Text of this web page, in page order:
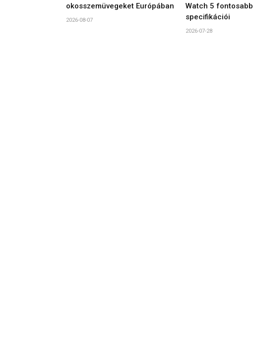
okosszemüvegeket Európában
2026-08-07
Watch 5 fontosabb
specifikációi
2026-07-28